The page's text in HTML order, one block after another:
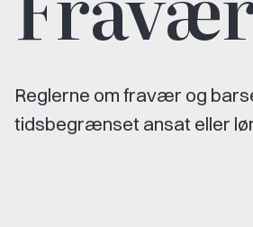
Reglerne om fravær og
tidsbegrænset ansat eller